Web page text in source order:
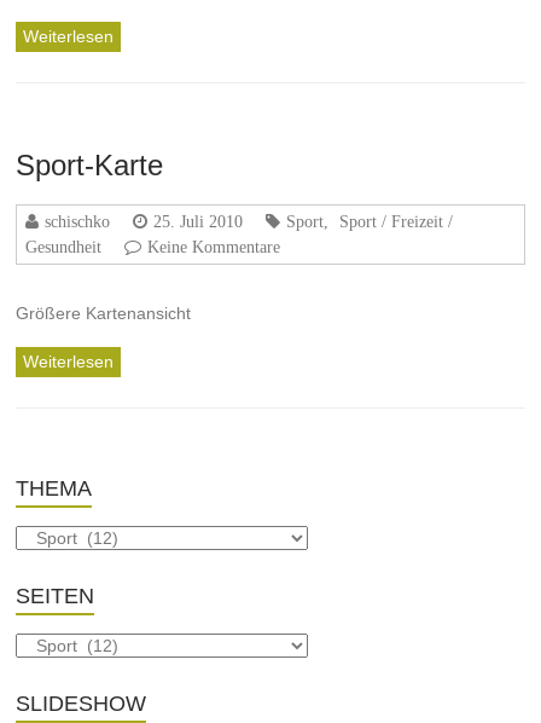
Weiterlesen
Sport-Karte
schischko 25. Juli 2010 Sport
Sport / Freizeit /
Gesundheit
Keine Kommentare
Größere Kartenansicht
Weiterlesen
THEMA
SEITEN
SLIDESHOW